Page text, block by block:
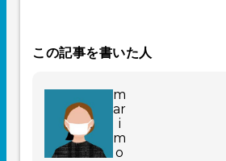
この記事を書いた人
m
ar
i
m
o